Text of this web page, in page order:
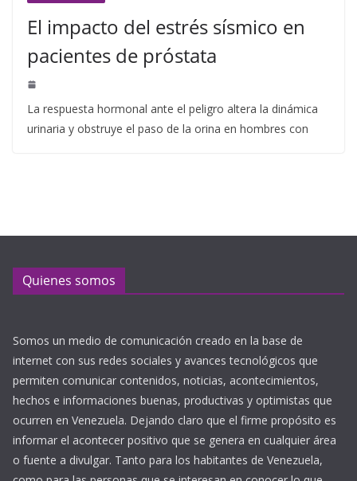
El impacto del estrés sísmico en
pacientes de próstata
La respuesta hormonal ante el peligro altera la dinámica
urinaria y obstruye el paso de la orina en hombres con
Quienes somos
Somos un medio de comunicación creado en la base de
internet con sus redes sociales y avances tecnológicos que
permiten comunicar contenidos, noticias, acontecimientos,
hechos e informaciones buenas, productivas y optimistas que
ocurren en Venezuela. Dejando claro que el firme propósito es
informar el acontecer positivo que se genera en cualquier área
o fuente a divulgar. Tanto para los habitantes de Venezuela,